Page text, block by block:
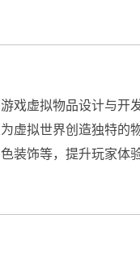
游戏虚拟物品设计与开
为虚拟世界创造独特的
色装饰等，提升玩家体验